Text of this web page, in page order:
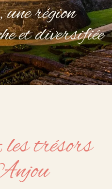
région
et diversifiée
trésors